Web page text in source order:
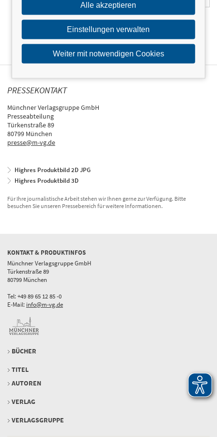
PRESSEKONTAKT
Münchner Verlagsgruppe GmbH
Presseabteilung
Türkenstraße 89
80799 München
presse@m-vg.de
Highres Produktbild 2D JPG
Highres Produktbild 3D
Für Ihre journalistische Arbeit stehen wir Ihnen gerne zur Verfügung. Bitte
besuchen Sie unseren Pressebereich für weitere Informationen.
KONTAKT & PRODUKTINFOS
Münchner Verlagsgruppe GmbH
Türkenstraße 89
80799 München
Tel: +49 89 65 12 85 -0
E-Mail: info@m-vg.de
BÜCHER
TITEL
AUTOREN
VERLAG
VERLAGSGRUPPE
Alle akzeptieren
Einstellungen verwalten
Weiter mit notwendigen Cookies